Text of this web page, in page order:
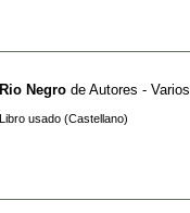
Rio Negro de Autores - Varios
Libro usado (Castellano)